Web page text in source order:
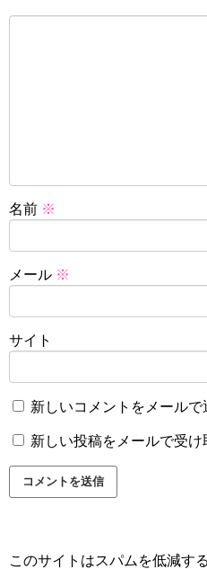
名前 ※
メール ※
サイト
新しいコメントをメールで
新しい投稿をメールで受け
このサイトはスパムを低減す